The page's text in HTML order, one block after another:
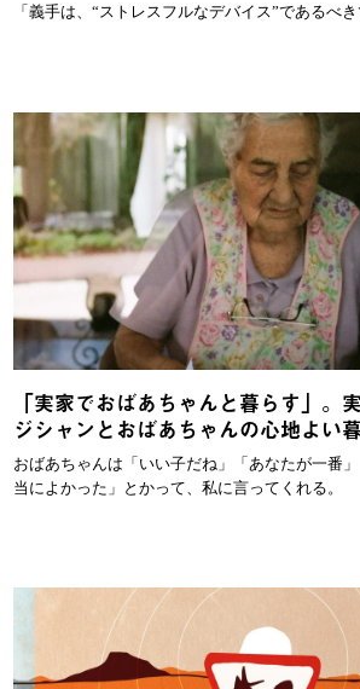
「義手は、“ストレスフルなデバイス”であるべき
「実家でおばあちゃんと暮らす」。
ジシャンとおばあちゃんの心地よい
おばあちゃんは「いい子だね」「あなたが一番
当によかった」とかって、私に言ってくれる。